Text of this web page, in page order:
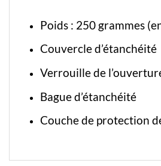
Poids : 250 grammes
Couvercle d’étanchéité
Verrouille de
Bague d’étanchéité
Couche de protection